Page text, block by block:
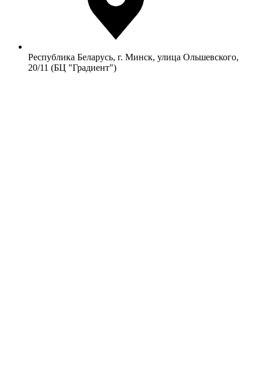
Республика Беларусь, г. Минск, улица Ольшевского,
20/11 (БЦ "Градиент")